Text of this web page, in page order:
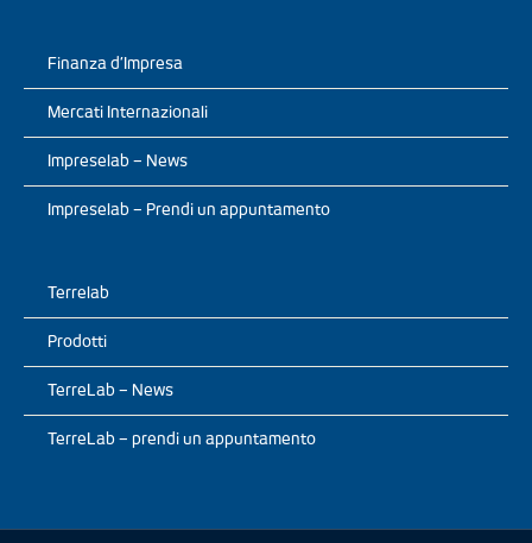
Finanza d’Impresa
Mercati Internazionali
Impreselab – News
Impreselab – Prendi un appuntamento
Terrelab
Prodotti
TerreLab – News
TerreLab – prendi un appuntamento